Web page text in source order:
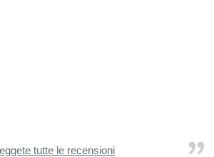
tutte le recensioni